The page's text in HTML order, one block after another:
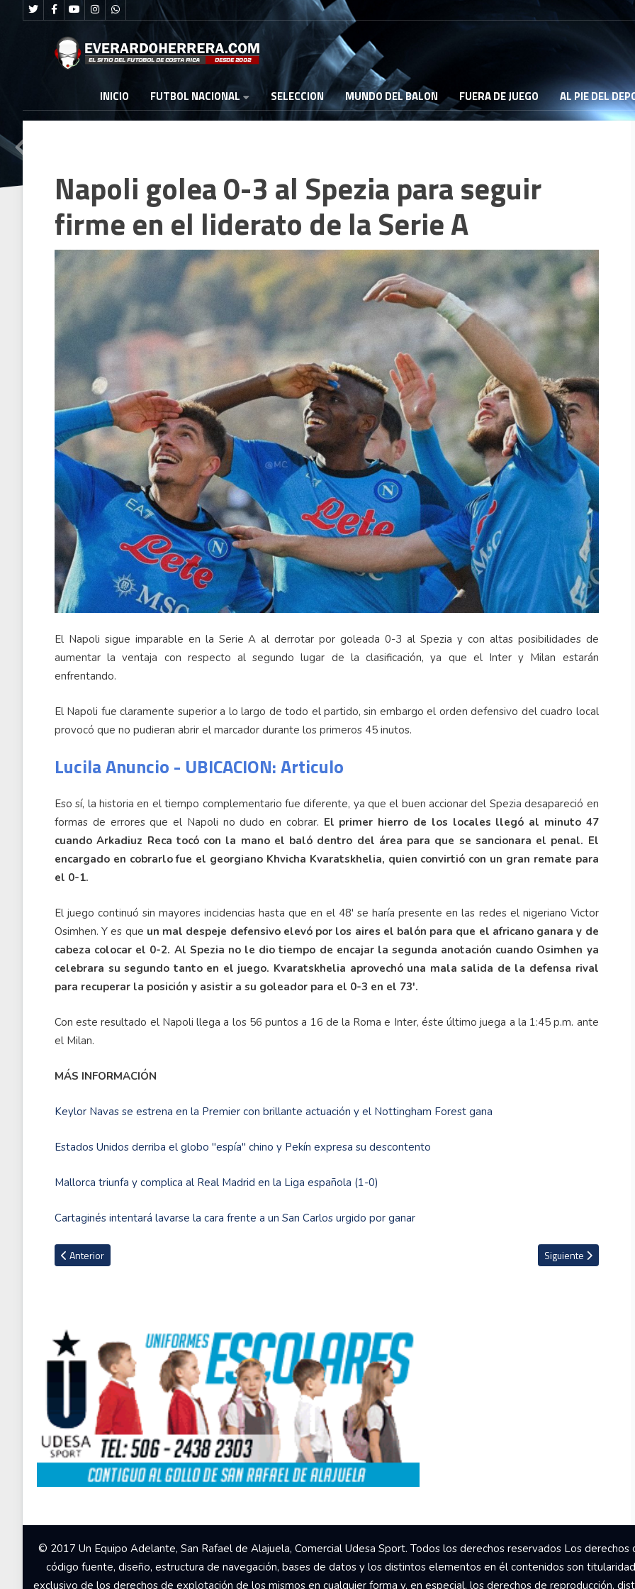
INICIO FUTBOL NACIONAL SELECCION MUNDO DEL BALON FUERA DE JUEGO AL PIE DEL
Napoli golea 0-3 al Spezia para seguir
firme en el liderato de la Serie A
El Napoli sigue imparable en la Serie A al derrotar por goleada 0-3 al Spezia y con altas posibilidades de
aumentar la ventaja con respecto al segundo lugar de la clasificación, ya que el Inter y Milan estarán
enfrentando.
El Napoli fue claramente superior a lo largo de todo el partido, sin embargo el orden defensivo del cuadro local
provocó que no pudieran abrir el marcador durante los primeros 45 inutos.
Lucila Anuncio - UBICACION: Articulo
Eso sí, la historia en el tiempo complementario fue diferente, ya que el buen accionar del Spezia desapareció en
formas de errores que el Napoli no dudo en cobrar. El primer hierro de los locales llegó al minuto 47
cuando Arkadiuz Reca tocó con la mano el baló dentro del área para que se sancionara el penal. El
encargado en cobrarlo fue el georgiano Khvicha Kvaratskhelia, quien convirtió con un gran remate para
el 0-1.
El juego continuó sin mayores incidencias hasta que en el 48' se haría presente en las redes el nigeriano Victor
Osimhen. Y es que un mal despeje defensivo elevó por los aires el balón para que el africano ganara y de
cabeza colocar el 0-2. Al Spezia no le dio tiempo de encajar la segunda anotación cuando Osimhen ya
celebrara su segundo tanto en el juego. Kvaratskhelia aprovechó una mala salida de la defensa rival
para recuperar la posición y asistir a su goleador para el 0-3 en el 73'.
Con este resultado el Napoli llega a los 56 puntos a 16 de la Roma e Inter, éste último juega a la 1:45 p.m. ante
el Milan.
MÁS INFORMACIÓN
Keylor Navas se estrena en la Premier con brillante actuación y el Nottingham Forest gana
Estados Unidos derriba el globo "espía" chino y Pekín expresa su descontento
Mallorca triunfa y complica al Real Madrid en la Liga española (1-0)
Cartaginés intentará lavarse la cara frente a un San Carlos urgido por ganar
Artículo anterior: Director deportivo del PSG confirma negociaciones con Messi para su renovación
Anterior Artículo siguiente:
Siguiente
© 2017 Un Equipo Adelante, San Rafael de Alajuela, Comercial Udesa Sport. Todos los derechos reservados Los
código fuente, diseño, estructura de navegación, bases de datos y los distintos elementos en él contenidos son
exclusivo de los derechos de explotación de los mismos en cualquier forma y, en especial, los derechos de reproducción,